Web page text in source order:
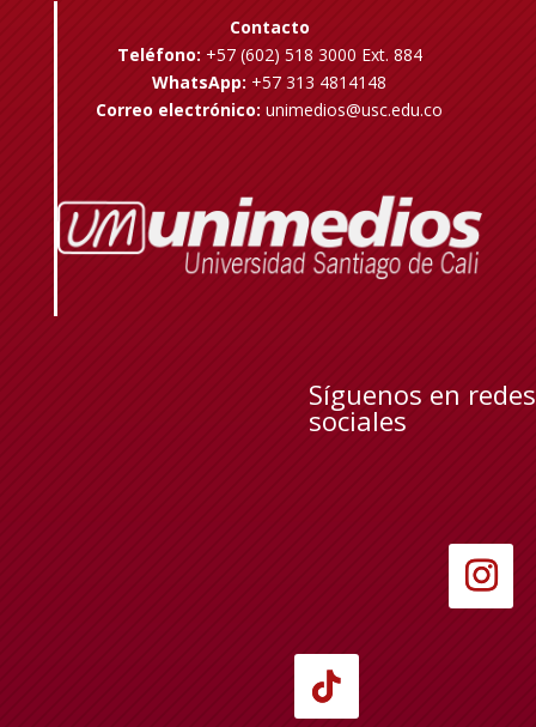
Contacto
Teléfono: +57 (602) 518 3000 Ext. 884
WhatsApp: +57 313 4814148
Correo electrónico: unimedios@usc.edu.co
Síguenos en redes
sociales